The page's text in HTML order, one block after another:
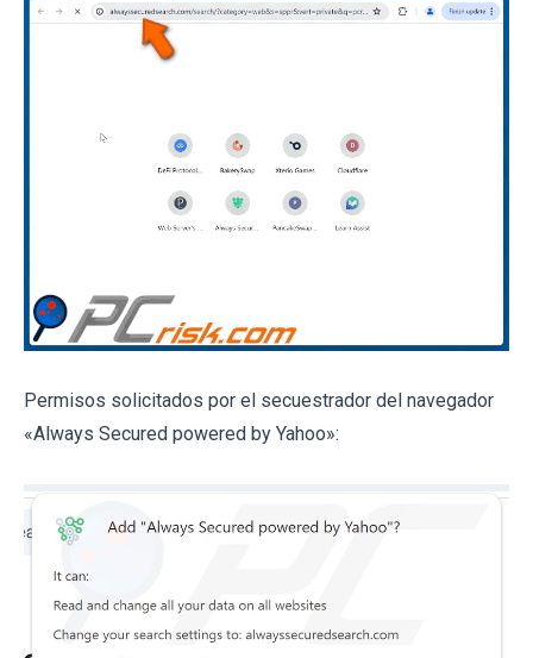
Permisos solicitados por el secuestrador del navegador
«Always Secured powered by Yahoo»: